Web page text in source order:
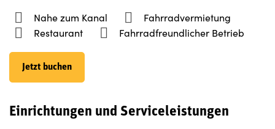
Nahe zum Kanal
Fahrradvermietung
Restaurant
Fahrradfreundlicher Betrieb
Jetzt buchen
Einrichtungen und Serviceleistungen